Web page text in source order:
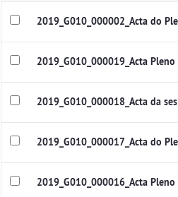
2019_G010_000002_Acta do
2019_G010_000019_Acta
2019_G010_000018_Acta da
2019_G010_000017_Acta do
2019_G010_000016_Acta